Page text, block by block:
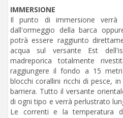
IMMERSIONE
Il punto di immersione verrà
dall'ormeggio della barca
potrà essere raggiunto
acqua sul versante Est
madreporica totalmente
raggiungere il fondo a 15
blocchi corallini ricchi di pesce,
barriera. Tutto il versante
di ogni tipo e verrà perlustrato
Le correnti e la temperatura